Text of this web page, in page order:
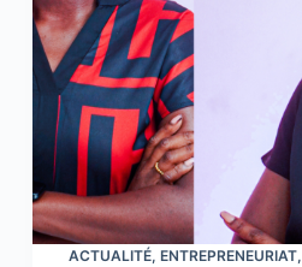
ACTUALITÉ, ENTREPRENEURIAT,